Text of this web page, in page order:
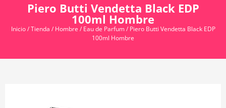
Piero Butti Vendetta Black EDP
100ml Hombre
Inicio/Tienda / Hombre / Eau de Parfum/ Piero Butti Vendetta Black EDP
100ml Hombre